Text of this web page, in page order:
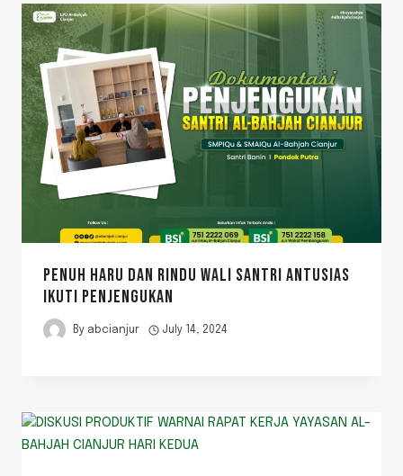
PENUH HARU DAN RINDU WALI SANTRI ANTUSIAS
IKUTI PENJENGUKAN
By abcianjur July 14, 2024